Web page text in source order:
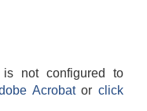
is not configured to
Acrobatorclick